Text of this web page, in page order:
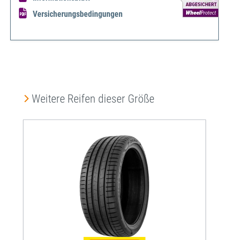
Versicherungsbedingungen
Produktgalerie überspringen
Weitere Reifen dieser Größe